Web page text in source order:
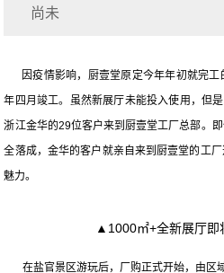
尚未
因疫情影响，厨壹堂原定今年年初就完工
年四月竣工。虽然新展厅未能投入使用，但
浙江金华的29位客户来到厨壹堂工厂总部。
全落成，金华的客户就亲自来到厨壹堂的工
魅力。
▲1000㎡+全新展厅即
在盐官景区游玩后，厂购正式开始，由区